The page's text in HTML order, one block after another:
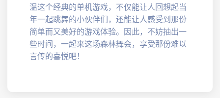
温这个经典的单机游戏，不仅能让人回想起当
年一起跳舞的小伙伴们，还能让人感受到那份
简单而又美好的游戏体验。因此，不妨抽出一
些时间，一起来这场森林舞会，享受那份难以
言传的喜悦吧！